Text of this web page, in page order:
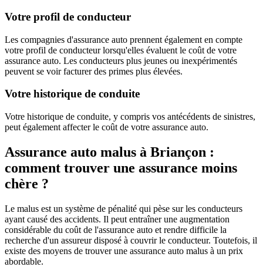
Votre profil de conducteur
Les compagnies d'assurance auto prennent également en compte
votre profil de conducteur lorsqu'elles évaluent le coût de votre
assurance auto. Les conducteurs plus jeunes ou inexpérimentés
peuvent se voir facturer des primes plus élevées.
Votre historique de conduite
Votre historique de conduite, y compris vos antécédents de sinistres,
peut également affecter le coût de votre assurance auto.
Assurance auto malus à Briançon :
comment trouver une assurance moins
chère ?
Le malus est un système de pénalité qui pèse sur les conducteurs
ayant causé des accidents. Il peut entraîner une augmentation
considérable du coût de l'assurance auto et rendre difficile la
recherche d'un assureur disposé à couvrir le conducteur. Toutefois, il
existe des moyens de trouver une assurance auto malus à un prix
abordable.